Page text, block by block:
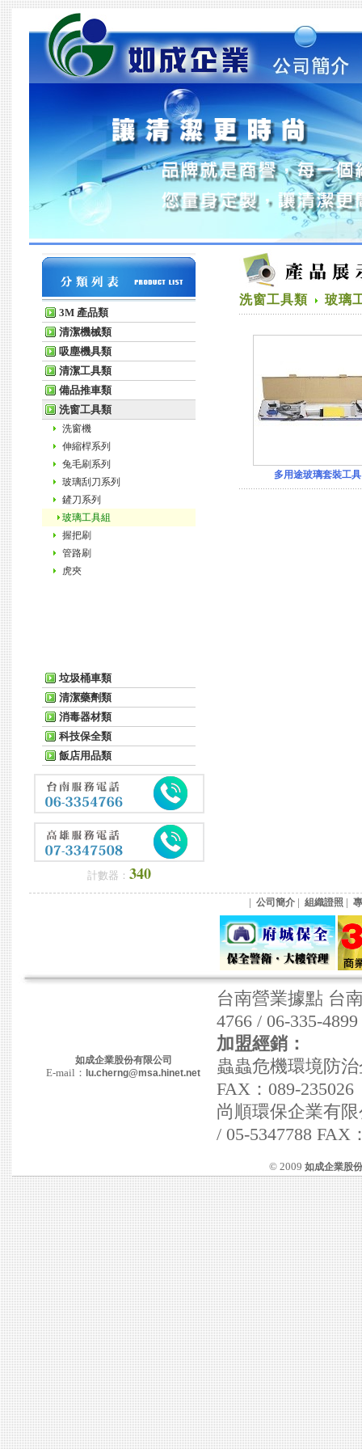
3M 產品類
清潔機械類
吸塵機具類
清潔工具類
備品推車類
洗窗工具類
洗窗機
伸縮桿系列
兔毛刷系列
玻璃刮刀系列
鏟刀系列
玻璃工具組
握把刷
管路刷
虎夾
垃圾桶車類
清潔藥劑類
消毒器材類
科技保全類
飯店用品類
計數器： 340
洗窗工具類 玻璃
多用途玻璃套裝工具
| 公司簡介 | 組織證照 |
如成企業股份有限公司
E-mail： lu.cherng@msa.hinet.net
台南營業據點 台
4766 / 06-335-
加盟經銷：
蟲蟲危機環境防
FAX：089-235026
尚順環保企業有
/ 05-5347788 FAX
© 2009 如成企業股